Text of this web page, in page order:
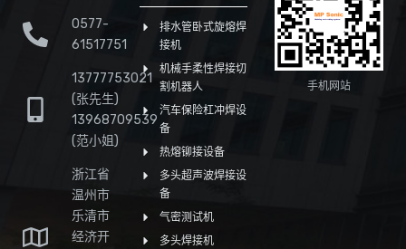
0577-
61517751
13777753021
(张先生)
13968709539
(范小姐)
浙江省
温州市
乐清市
经济开
排水管卧式旋熔焊
接机
机械手柔性焊接切
割机器人
汽车保险杠冲焊设
备
热熔铆接设备
多头超声波焊接设
备
气密测试机
多头焊接机
手机网站